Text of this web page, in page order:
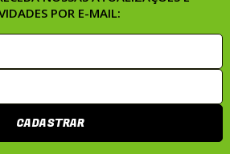
POR E-MAIL:
CADASTRAR